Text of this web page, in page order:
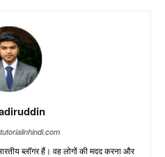
ब्लॉगर हैं। वह लोगों की मदद करना और